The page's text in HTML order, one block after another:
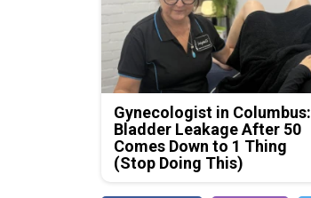
Gynecologist in Columbus:
Bladder Leakage After 50
Comes Down to 1 Thing
(Stop Doing This)